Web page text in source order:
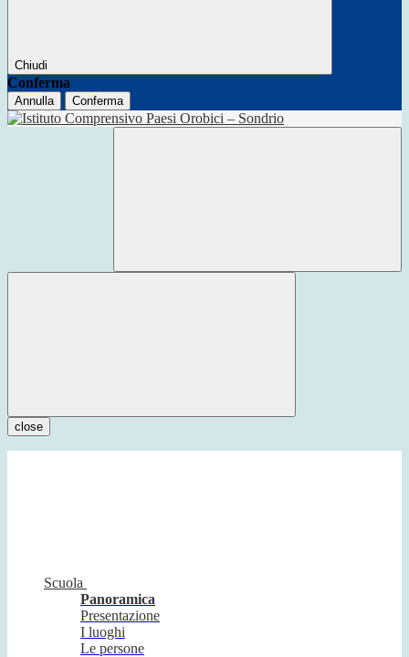
Chiudi
Conferma
Annulla Conferma
close
Scuola
Panoramica
Presentazione
I luoghi
Le persone